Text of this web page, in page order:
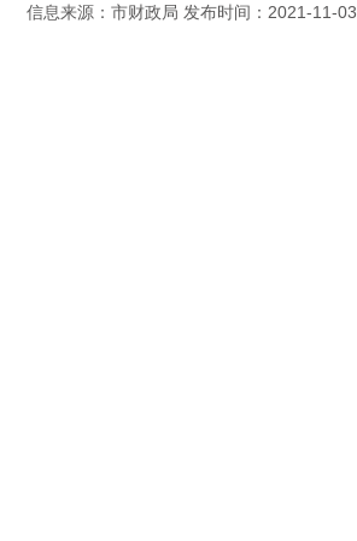
信息来源：市财政局 发布时间：2021-11-03